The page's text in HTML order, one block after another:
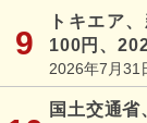
トキエア
100円、
2026年7月31
国土交通省